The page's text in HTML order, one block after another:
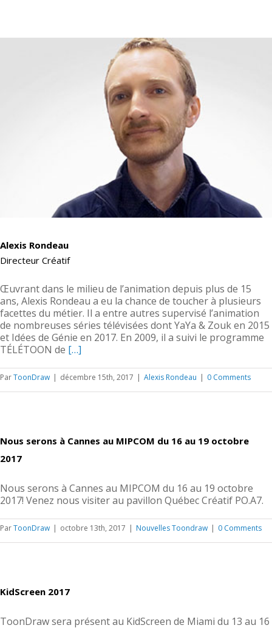
Alexis Rondeau
Directeur Créatif
Œuvrant dans le milieu de l’animation depuis plus de 15
ans, Alexis Rondeau a eu la chance de toucher à plusieurs
facettes du métier. Il a entre autres supervisé l’animation
de nombreuses séries télévisées dont YaYa & Zouk en 2015
et Idées de Génie en 2017. En 2009, il a suivi le programme
TÉLÉTOON de […]
ParToonDraw décembre 15th, 2017 Alexis Rondeau 0 Comments
Nous serons à Cannes au MIPCOM du 16 au 19 octobre
2017
Nous serons à Cannes au MIPCOM du 16 au 19 octobre
2017! Venez nous visiter au pavillon Québec Créatif PO.A7.
ParToonDraw octobre 13th, 2017 Nouvelles Toondraw 0 Comments
KidScreen 2017
ToonDraw sera présent au KidScreen de Miami du 13 au 16